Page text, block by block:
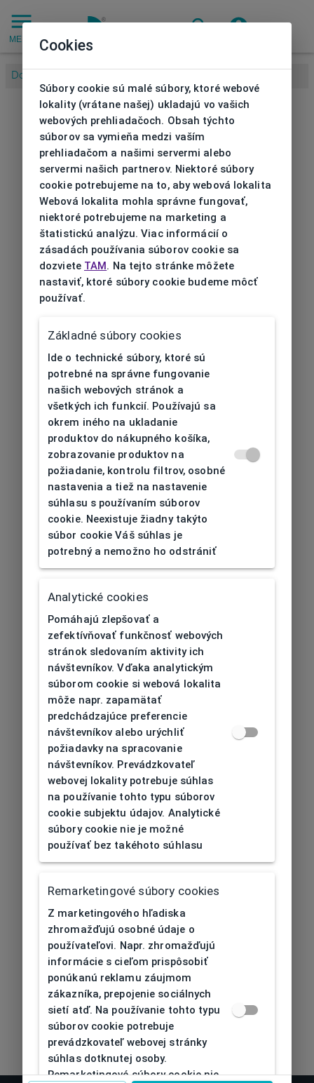
MENU
Domov
404| Nenájdené
Cookies
Súbory cookie sú malé súbory, ktoré webové
lokality (vrátane našej) ukladajú vo vašich
webových prehliadačoch. Obsah týchto
súborov sa vymieňa medzi vaším
prehliadačom a našimi servermi alebo
servermi našich partnerov. Niektoré súbory
cookie potrebujeme na to, aby webová lokalita
Webová lokalita mohla správne fungovať,
niektoré potrebujeme na marketing a
štatistickú analýzu. Viac informácií o
zásadách používania súborov cookie sa
dozviete TAM. Na tejto stránke môžete
nastaviť, ktoré súbory cookie budeme môcť
používať.
Základné súbory cookies
Ide o technické súbory, ktoré sú
potrebné na správne fungovanie
našich webových stránok a
všetkých ich funkcií. Používajú sa
okrem iného na ukladanie
produktov do nákupného košíka,
zobrazovanie produktov na
požiadanie, kontrolu filtrov, osobné
nastavenia a tiež na nastavenie
súhlasu s používaním súborov
cookie. Neexistuje žiadny takýto
súbor cookie Váš súhlas je
potrebný a nemožno ho odstrániť
Analytické cookies
Pomáhajú zlepšovať a
zefektívňovať funkčnosť webových
stránok sledovaním aktivity ich
návštevníkov. Vďaka analytickým
súborom cookie si webová lokalita
môže napr. zapamätať
predchádzajúce preferencie
návštevníkov alebo urýchliť
požiadavky na spracovanie
návštevníkov. Prevádzkovateľ
webovej lokality potrebuje súhlas
na používanie tohto typu súborov
cookie subjektu údajov. Analytické
súbory cookie nie je možné
používať bez takéhoto súhlasu
Remarketingové súbory cookies
Z marketingového hľadiska
zhromažďujú osobné údaje o
používateľovi. Napr. zhromažďujú
informácie s cieľom prispôsobiť
ponúkanú reklamu záujmom
zákazníka, prepojenie sociálnych
sietí atď. Na používanie tohto typu
súborov cookie potrebuje
prevádzkovateľ webovej stránky
súhlas dotknutej osoby.
Remarketingové súbory cookie nie